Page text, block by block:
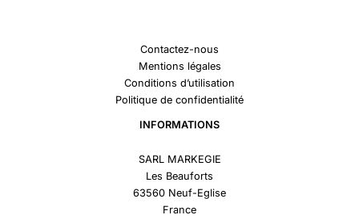
Contactez-nous
Mentions légales
Conditions d’utilisation
Politique de confidentialité
INFORMATIONS
SARL MARKEGIE
Les Beauforts
63560 Neuf-Eglise
France